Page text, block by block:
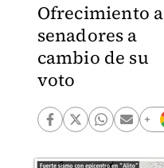
Ofrecimiento a
senadores a
cambio de su
voto